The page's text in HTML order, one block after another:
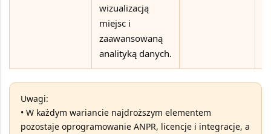
wizualizacją
miejsc i
zaawansowaną
analityką danych.
Uwagi:
• W każdym wariancie najdroższym elementem
pozostaje oprogramowanie ANPR, licencje i integracje, a